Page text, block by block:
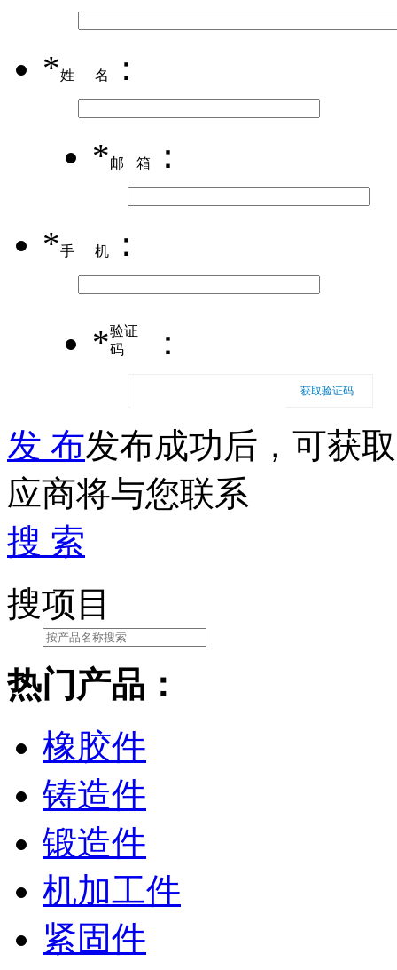
*姓名 ：
*邮箱 ：
*手机 ：
*验证
码
：
获取验证码
发 布发布成功后，可获
应商将与您联系
搜 索
搜项目
热门产品：
橡胶件
铸造件
锻造件
机加工件
紧固件